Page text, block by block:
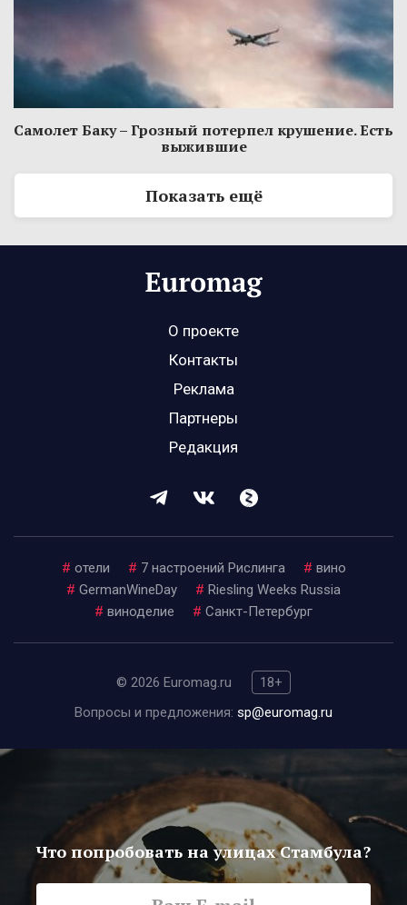
Самолет Баку – Грозный потерпел крушение. Есть
выжившие
Показать ещё
О проекте
Контакты
Реклама
Партнеры
Редакция
# отели # 7 настроений Рислинга # вино
# GermanWineDay # Riesling Weeks Russia
# виноделие # Санкт-Петербург
© 2026 Euromag.ru
18+
Вопросы и предложения: sp@euromag.ru
Что попробовать на улицах Стамбула?